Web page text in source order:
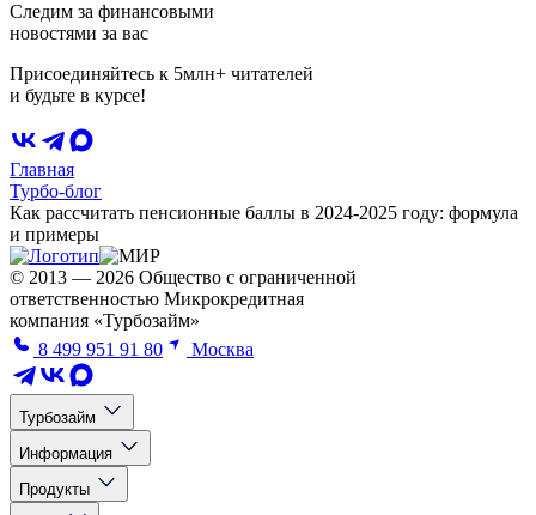
Следим за финансовыми
новостями за вас
Присоединяйтесь к 5млн+ читателей
и будьте в курсе!
Главная
Турбо-блог
Как рассчитать пенсионные баллы в 2024-2025 году: формула
и примеры
© 2013 — 2026 Общество с ограниченной
ответственностью Микрокредитная
компания «Турбозайм»
8 499 951 91 80
Москва
Турбозайм
Информация
Продукты